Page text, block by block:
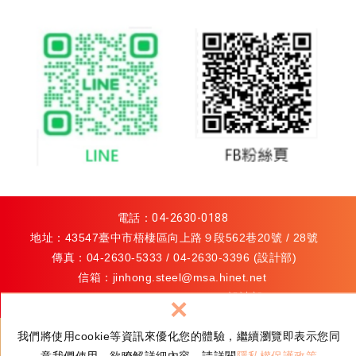
我們將使用cookie等資訊來優化您的體驗，繼續瀏覽即表示您同
×
電話： 04-2630-0188
地址：43547臺中市梧棲區向上路９段562巷20號 / 28號
傳真：04-2630-5333 / 04-2630-3396 (設計部)
信箱： jinhong.steel@msa.hinet.net
/jhlaser@ms82.hinet.net(設計部)
關鍵字導引：